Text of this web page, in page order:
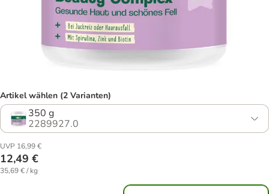
Artikel wählen (2 Varianten)
350 g
2289927.0
UVP 16,99 €
12,49 €
35,69 € / kg